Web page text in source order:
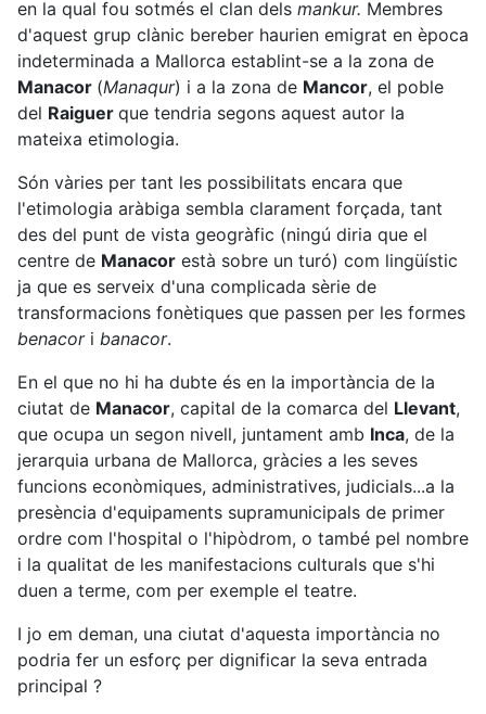
en la qual fou sotmés el clan dels mankur. Membres
d'aquest grup clànic bereber haurien emigrat en època
indeterminada a Mallorca establint-se a la zona de
Manacor (Manaqur) i a la zona de Mancor, el poble
del Raiguer que tendria segons aquest autor la
mateixa etimologia.
Són vàries per tant les possibilitats encara que
l'etimologia aràbiga sembla clarament forçada, tant
des del punt de vista geogràfic (ningú diria que el
centre de Manacor està sobre un turó) com lingüístic
ja que es serveix d'una complicada sèrie de
transformacions fonètiques que passen per les formes
benacori banacor.
En el que no hi ha dubte és en la importància de la
ciutat de Manacor, capital de la comarca del Llevant,
que ocupa un segon nivell, juntament amb Inca, de la
jerarquia urbana de Mallorca, gràcies a les seves
funcions econòmiques, administratives, judicials...a la
presència d'equipaments supramunicipals de primer
ordre com l'hospital o l'hipòdrom, o també pel nombre
i la qualitat de les manifestacions culturals que s'hi
duen a terme, com per exemple el teatre.
I jo em deman, una ciutat d'aquesta importància no
podria fer un esforç per dignificar la seva entrada
principal ?